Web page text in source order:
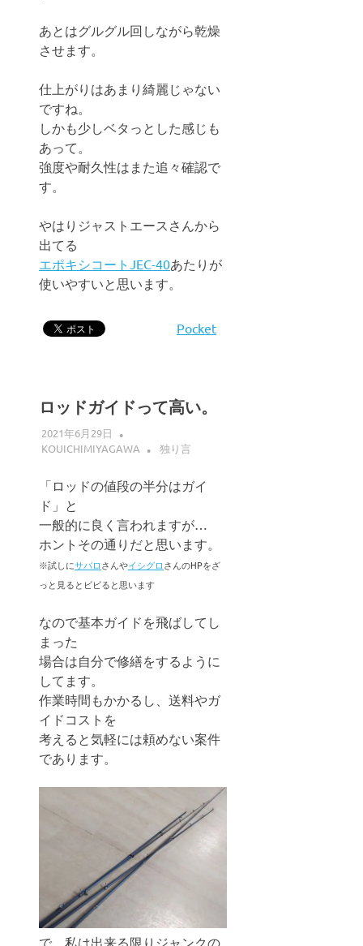
あとはグルグル回しながら乾燥
させます。
仕上がりはあまり綺麗じゃない
ですね。
しかも少しベタっとした感じも
あって。
強度や耐久性はまた追々確認で
す。
やはりジャストエースさんから
出てる
エポキシコートJEC-40あたりが
使いやすいと思います。
Pocket
ロッドガイドって高い。
2021年6月29日
KOUICHIMIYAGAWA
独り言
「ロッドの値段の半分はガイ
ド」と
一般的に良く言われますが…
ホントその通りだと思います。
※試しにサバロさんやイシグロさんのHPをざ
っと見るとビビると思います
なので基本ガイドを飛ばしてし
まった
場合は自分で修繕をするように
してます。
作業時間もかかるし、送料やガ
イドコストを
考えると気軽には頼めない案件
であります。
で、私は出来る限りジャンクの